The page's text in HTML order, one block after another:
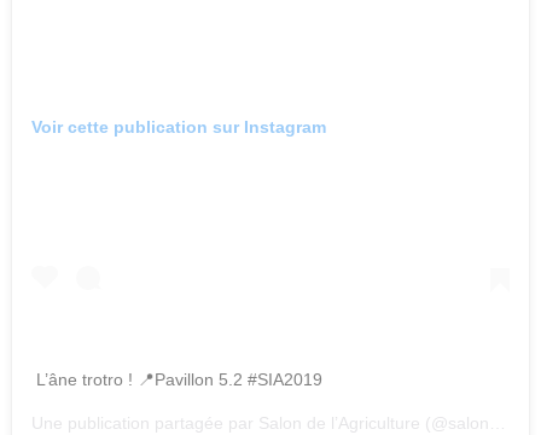
Voir cette publication sur Instagram
L’âne trotro ! 📍Pavillon 5.2 #SIA2019
Une publication partagée par Salon de l’Agriculture (@salondelagriculture) le